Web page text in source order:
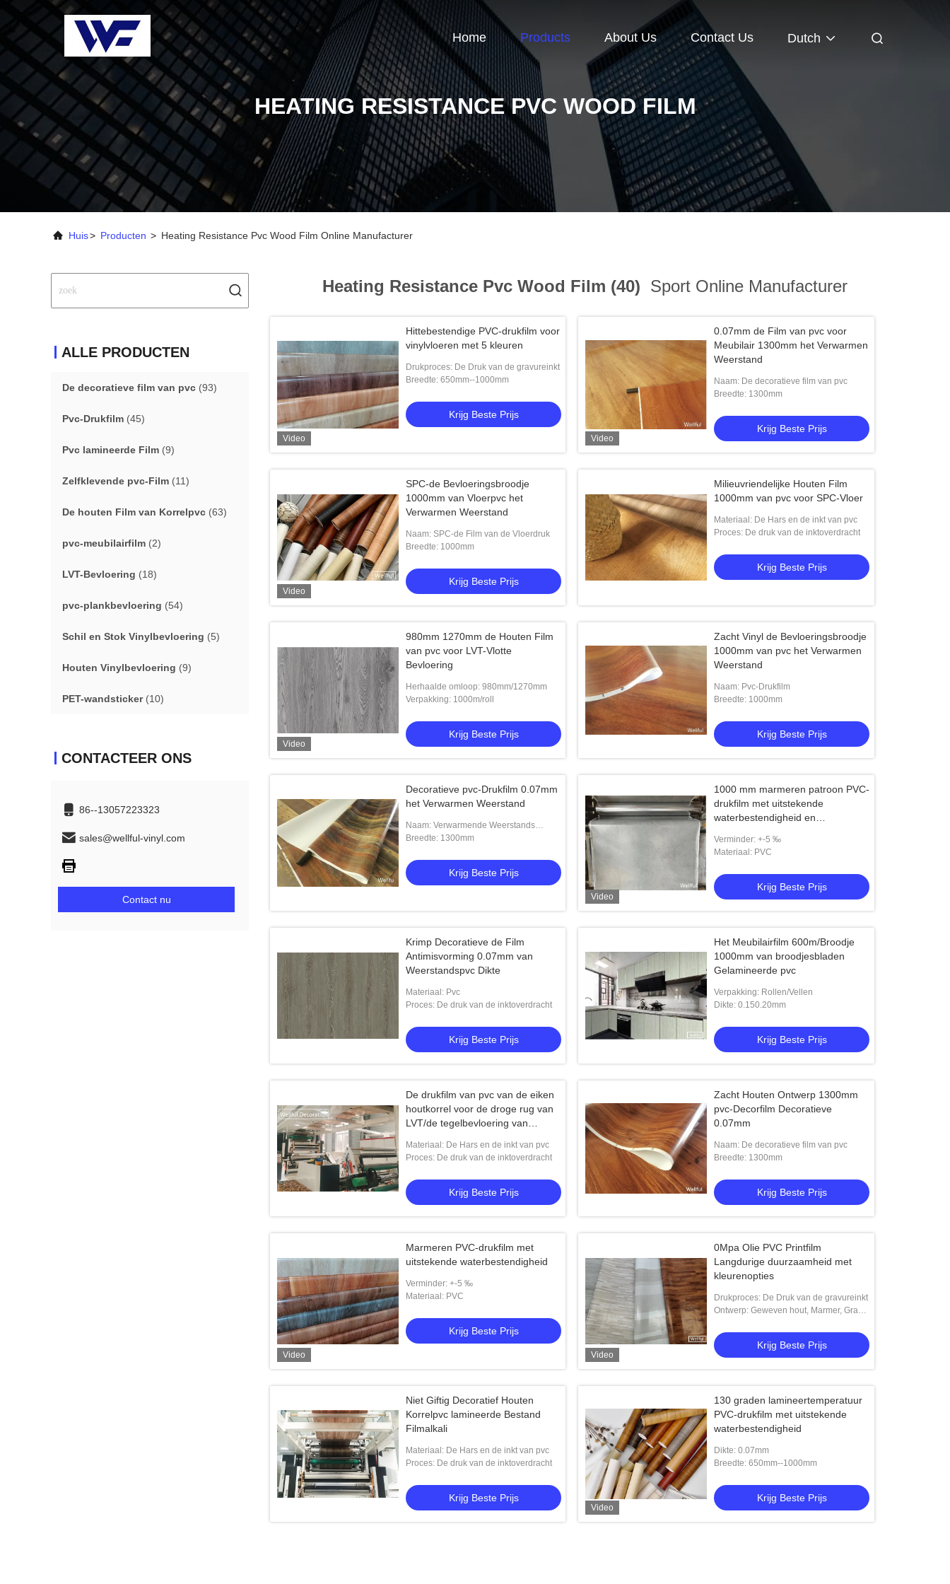
Home Products About Us Contact Us Dutch
HEATING RESISTANCE PVC WOOD FILM
Huis> Producten > Heating Resistance Pvc Wood Film Online Manufacturer
ALLE PRODUCTEN
De decoratieve film van pvc (93)
Pvc-Drukfilm (45)
Pvc lamineerde Film (9)
Zelfklevende pvc-Film (11)
De houten Film van Korrelpvc (63)
pvc-meubilairfilm (2)
LVT-Bevloering (18)
pvc-plankbevloering (54)
Schil en Stok Vinylbevloering (5)
Houten Vinylbevloering (9)
PET-wandsticker(10)
CONTACTEER ONS
86--13057223323
sales@wellful-vinyl.com
Contact nu
Heating Resistance Pvc Wood Film (40) Sport Online Manufacturer
Video
Hittebestendige PVC-drukfilm voor
vinylvloeren met 5 kleuren
Drukproces: De Druk van de gravureinkt
Breedte: 650mm--1000mm
Krijg Beste Prijs
Video
0.07mm de Film van pvc voor
Meubilair 1300mm het Verwarmen
Weerstand
Naam: De decoratieve film van pvc
Breedte: 1300mm
Krijg Beste Prijs
Video
SPC-de Bevloeringsbroodje
1000mm van Vloerpvc het
Verwarmen Weerstand
Naam: SPC-de Film van de Vloerdruk
Breedte: 1000mm
Krijg Beste Prijs
Milieuvriendelijke Houten Film
1000mm van pvc voor SPC-Vloer
Materiaal: De Hars en de inkt van pvc
Proces: De druk van de inktoverdracht
Krijg Beste Prijs
Video
980mm 1270mm de Houten Film
van pvc voor LVT-Vlotte
Bevloering
Herhaalde omloop: 980mm/1270mm
Verpakking: 1000m/roll
Krijg Beste Prijs
Zacht Vinyl de Bevloeringsbroodje
1000mm van pvc het Verwarmen
Weerstand
Naam: Pvc-Drukfilm
Breedte: 1000mm
Krijg Beste Prijs
Decoratieve pvc-Drukfilm 0.07mm
het Verwarmen Weerstand
Naam: Verwarmende Weerstands
Decoratieve Film
Breedte: 1300mm
Krijg Beste Prijs
Video
1000 mm marmeren patroon PVC-
drukfilm met uitstekende
waterbestendigheid en
Verminder: +-5 ‰
Materiaal: PVC
Krijg Beste Prijs
Krimp Decoratieve de Film
Antimisvorming 0.07mm van
Weerstandspvc Dikte
Materiaal: Pvc
Proces: De druk van de inktoverdracht
Krijg Beste Prijs
Het Meubilairfilm 600m/Broodje
1000mm van broodjesbladen
Gelamineerde pvc
Verpakking: Rollen/Vellen
Dikte: 0.150.20mm
Krijg Beste Prijs
De drukfilm van pvc van de eiken
houtkorrel voor de droge rug van
LVT/de tegelbevloering van
Materiaal: De Hars en de inkt van pvc
Proces: De druk van de inktoverdracht
Krijg Beste Prijs
Zacht Houten Ontwerp 1300mm
pvc-Decorfilm Decoratieve
0.07mm
Naam: De decoratieve film van pvc
Breedte: 1300mm
Krijg Beste Prijs
Video
Marmeren PVC-drukfilm met
uitstekende waterbestendigheid
Verminder: +-5 ‰
Materiaal: PVC
Krijg Beste Prijs
Video
0Mpa Olie PVC Printfilm
Langdurige duurzaamheid met
kleurenopties
Drukproces: De Druk van de gravureinkt
Ontwerp: Geweven hout, Marmer, Gras,
Krijg Beste Prijs
Niet Giftig Decoratief Houten
Korrelpvc lamineerde Bestand
Filmalkali
Materiaal: De Hars en de inkt van pvc
Proces: De druk van de inktoverdracht
Krijg Beste Prijs
Video
130 graden lamineertemperatuur
PVC-drukfilm met uitstekende
waterbestendigheid
Dikte: 0.07mm
Breedte: 650mm--1000mm
Krijg Beste Prijs